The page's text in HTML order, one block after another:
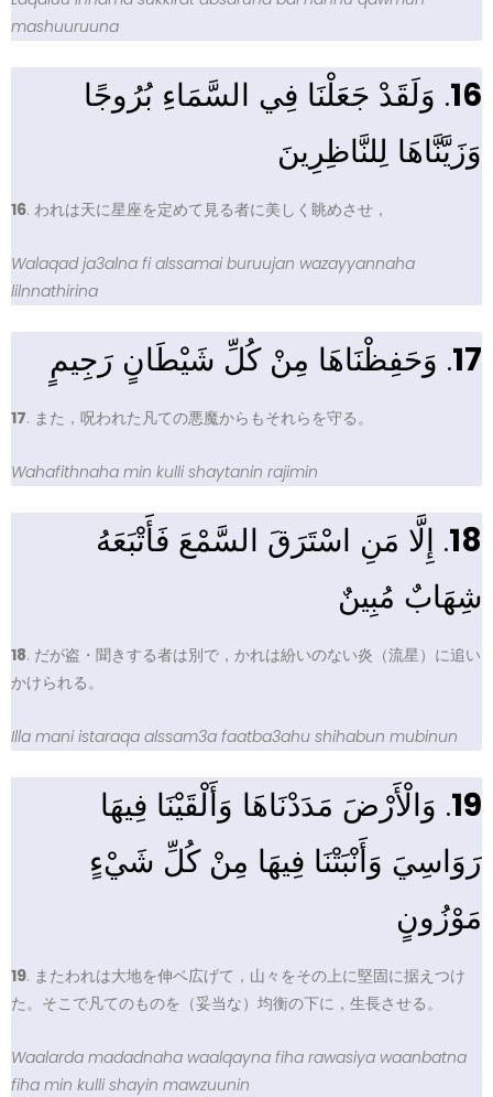
mashuuruuna
16. وَلَقَدْ جَعَلْنَا فِي السَّمَاءِ بُرُوجًا
وَزَيَّنَّاهَا لِلنَّاظِرِينَ
16. われは天に星座を定めて見る者に美しく眺めさせ，
Walaqad ja3alna fi alssamai buruujan wazayyannaha
lilnnathirina
17. وَحَفِظْنَاهَا مِنْ كُلِّ شَيْطَانٍ رَجِيمٍ
17. また，呪われた凡ての悪魔からもそれらを守る。
Wahafithnaha min kulli shaytanin rajimin
18. إِلَّا مَنِ اسْتَرَقَ السَّمْعَ فَأَتْبَعَهُ
شِهَابٌ مُبِينٌ
18. だが盗・聞きする者は別で，かれは紛いのない炎（流星）に追い
かけられる。
Illa mani istaraqa alssam3a faatba3ahu shihabun mubinun
19. وَالْأَرْضَ مَدَدْنَاهَا وَأَلْقَيْنَا فِيهَا
رَوَاسِيَ وَأَنْبَتْنَا فِيهَا مِنْ كُلِّ شَيْءٍ
مَوْزُونٍ
19. またわれは大地を伸ベ広げて，山々をその上に堅固に据えつけ
た。そこで凡てのものを（妥当な）均衡の下に，生長させる。
Waalarda madadnaha waalqayna fiha rawasiya waanbatna
fiha min kulli shayin mawzuunin